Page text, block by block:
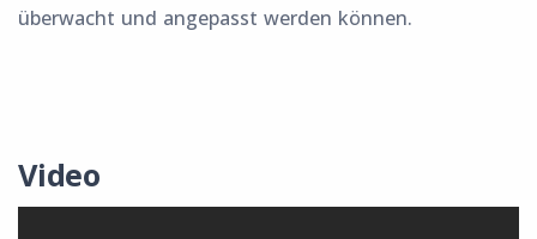
überwacht und angepasst werden können.
Video